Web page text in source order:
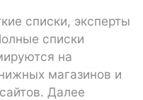
списки, эксперты
списки
на
магазинов и
Далее